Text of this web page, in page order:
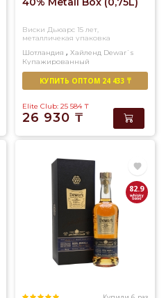
Виски Дьюарс 15 лет,
металличекая упаковка
Шотландия , Хайленд Dewar`s
Купажированный
КУПИТЬ ОПТОМ 24 433 ₸
Elite Club: 25 584 ₸
26 930 ₸
82.9